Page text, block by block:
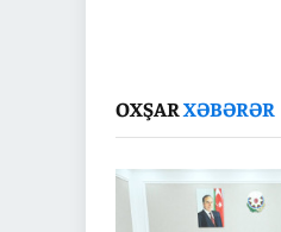
OXŞARXƏBƏRƏR